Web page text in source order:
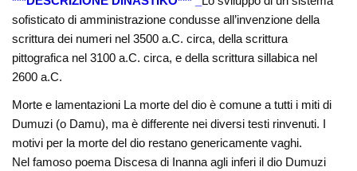
sofisticato di amministrazione condusse all’invenzione della
scrittura dei numeri nel 3500 a.C. circa, della scrittura
pittografica nel 3100 a.C. circa, e della scrittura sillabica nel
2600 a.C.
Morte e lamentazioni La morte del dio è comune a tutti i miti di
Dumuzi (o Damu), ma è differente nei diversi testi rinvenuti. I
motivi per la morte del dio restano genericamente vaghi.
Nel famoso poema Discesa di Inanna agli inferi il dio Dumuzi